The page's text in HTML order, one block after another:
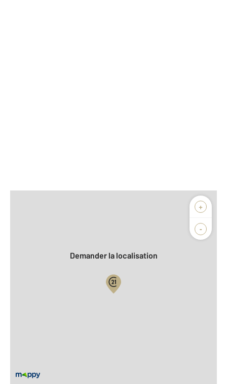
+
-
Biens vendus
Demander la localisation
Barèmes d'honoraires de l'agence